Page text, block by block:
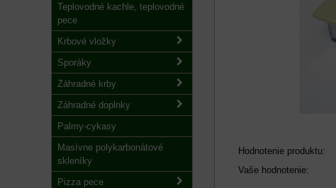
Hodnotenie produktu:
Vaše hodnotenie:
Teplovodné kachle, teplovodné
pece
Krbové vložky
Sporáky
Záhradné krby
Záhradné doplnky
Palmy-cykasy
Masívne polykarbonátové
skleníky
Pizza pece